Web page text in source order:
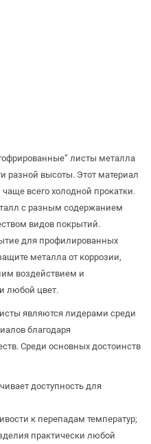
листы металла
разной высоты. Этот материал
всего холодной прокатки.
с разным содержанием
видов покрытий.
для профилированных
металла от коррозии,
воздействием и
любой цвет.
являются лидерами среди
благодаря
Среди основных достоинств
доступность для
к перепадам температур;
практически любой